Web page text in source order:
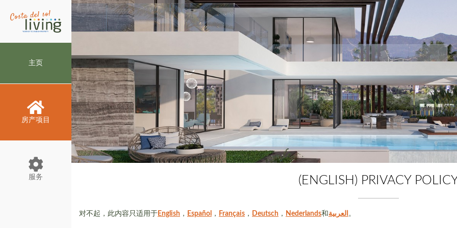
主页
房产项目
服务 (ENGLISH) PRIVACY
对不起，此内容只适用于 English ， Español ， Français ， Deutsch ， Nederlands和 العربية 。